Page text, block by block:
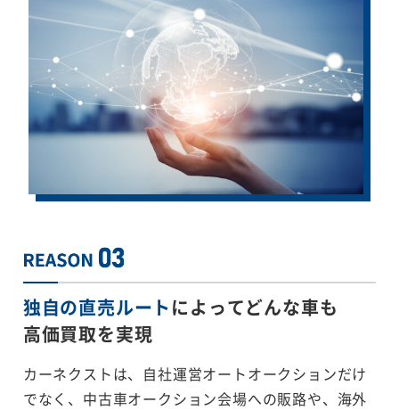
独自の直売ルートによってどんな車も
高価買取を実現
カーネクストは、自社運営オートオークションだけ
でなく、中古車オークション会場への販路や、海外